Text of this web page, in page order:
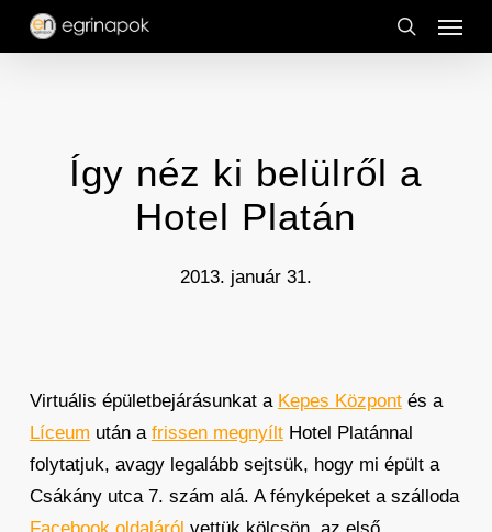
Skip
search
Menu
Így néz ki belülről a
Hotel Platán
2013. január 31.
Virtuális épületbejárásunkat a Kepes Központés a
Líceum után a frissen megnyíltHotel Platánnal
folytatjuk, avagy legalább sejtsük, hogy mi épült a
Csákány utca 7. szám alá. A fényképeket a szálloda